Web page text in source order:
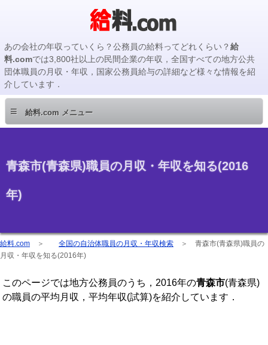
あの会社の年収っていくら？公務員の給料ってどれくらい？給
料.comでは3,800社以上の民間企業の年収，全国すべての地方公共
団体職員の月収・年収，国家公務員給与の詳細など様々な情報を紹
介しています．
≡ 給料.com メニュー
青森市(青森県)職員の月収・年収を知る(2016
年)
給料.com ＞ 全国の自治体職員の月収・年収検索 ＞ 青森市(青森県)職員の
月収・年収を知る(2016年)
このページでは地方公務員のうち，2016年の青森市(青森県)
の職員の平均月収，平均年収(試算)を紹介しています．